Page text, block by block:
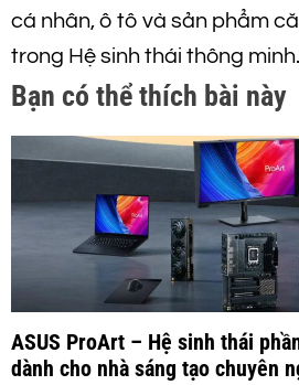
ư
ớ
n
g
b
à
i
cá nhân, ô tô và sản phẩm
trong Hệ sinh thái thông minh.
Bạn có thể thích bài này
ASUS ProArt – Hệ sinh thái
dành cho nhà sáng tạo chuyên